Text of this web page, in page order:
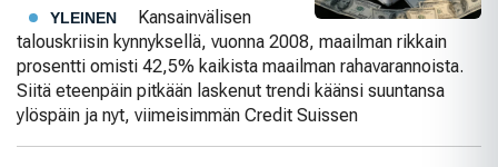
YLEINEN
Kansainvälisen
talouskriisin kynnyksellä, vuonna 2008, maailman rikkain
prosentti omisti 42,5% kaikista maailman rahavarannoista.
Siitä eteenpäin pitkään laskenut trendi käänsi suuntansa
ylöspäin ja nyt, viimeisimmän Credit Suissen